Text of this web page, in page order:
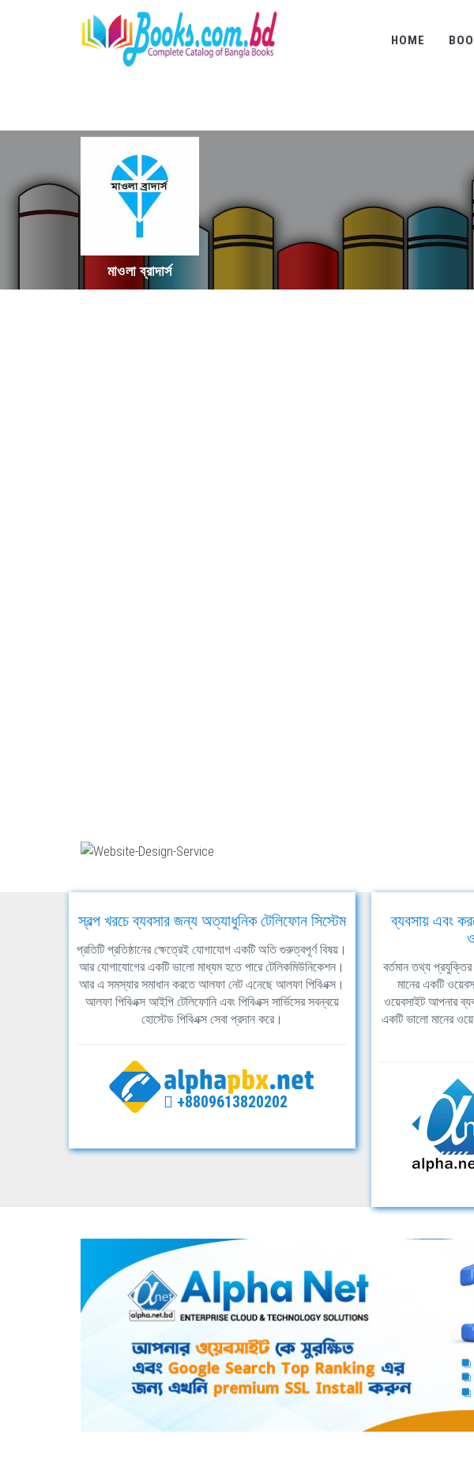
HOME
মাওলা ব্রাদার্স
স্বল্প খরচে ব্যবসার জন্য অত্যাধুনিক টেলিফোন সিস্টেম
প্রতিটি প্রতিষ্ঠানের ক্ষেত্রেই যোগাযোগ একটি অতি গুরুত্বপূর্ণ বিষয়।
আর যোগাযোগের একটি ভালো মাধ্যম হতে পারে টেলিকমিউনিকেশন।
আর এ সমস্যার সমাধান করতে আলফা নেট এনেছে আলফা পিবিএক্স।
আলফা পিবিএক্স আইপি টেলিফোনি এবং পিবিএক্স সার্ভিসের সবন্বয়ে
হোস্টেড পিবিএক্স সেবা প্রদান করে।
+8809613820202
ব্যবসায় এবং
বর্তমান তথ্য
মানের একটি
ওয়েবসাইট আপনার
একটি ভালো মানের